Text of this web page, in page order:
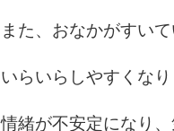
また、おなかがすい
いらいらしやすくなり
情緒が不安定になり